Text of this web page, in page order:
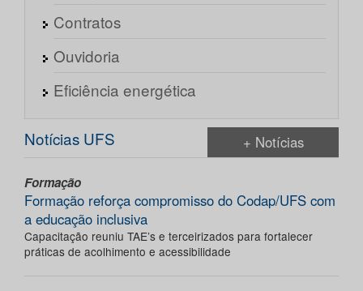
Contratos
Ouvidoria
Eficiência energética
Notícias UFS + Notícias
Formação
Formação reforça compromisso do Codap/UFS com
a educação inclusiva
Capacitação reuniu TAE’s e terceirizados para fortalecer
práticas de acolhimento e acessibilidade